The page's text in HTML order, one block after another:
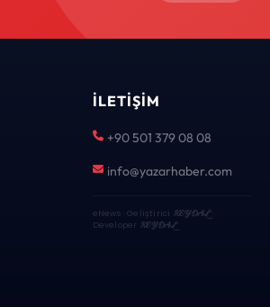
İLETIŞIM
+90 501 379 08 08
info@yazarhaber.com
eNews · Geliştirici KEYDAL·
Developer KEYDAL